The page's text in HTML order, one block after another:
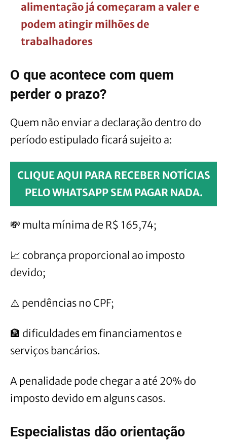
alimentação já começaram a valer e
podem atingir milhões de
trabalhadores
O que acontece com quem
perder o prazo?
Quem não enviar a declaração dentro do
período estipulado ficará sujeito a:
CLIQUE AQUI PARA RECEBER NOTÍCIAS
PELO WHATSAPP SEM PAGAR NADA.
💸 multa mínima de R$ 165,74;
📈 cobrança proporcional ao imposto
devido;
⚠️ pendências no CPF;
🏦 dificuldades em financiamentos e
serviços bancários.
A penalidade pode chegar a até 20% do
imposto devido em alguns casos.
Especialistas dão orientação